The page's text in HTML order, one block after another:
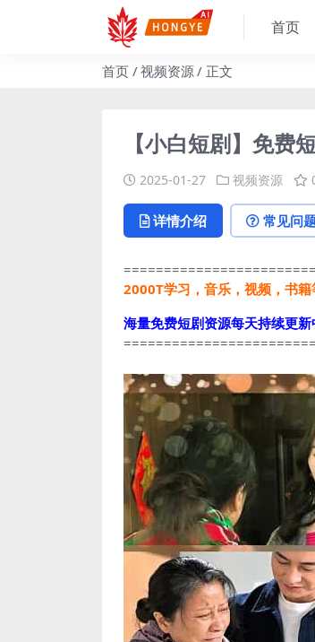
首页
首页 视频资源 正文
【小白短剧】免费
2025-01-27 视频资源
详情介绍 常见问
2000T学习，音乐，视频，书
海量免费短剧资源每天持续更新